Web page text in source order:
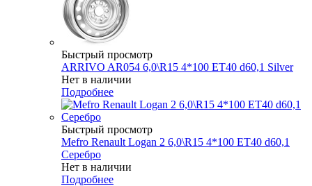
Быстрый просмотр
ARRIVO AR054 6,0\R15 4*100 ET40 d60,1 Silver
Нет в наличии
Подробнее
Быстрый просмотр
Mefro Renault Logan 2 6,0\R15 4*100 ET40 d60,1
Серебро
Нет в наличии
Подробнее